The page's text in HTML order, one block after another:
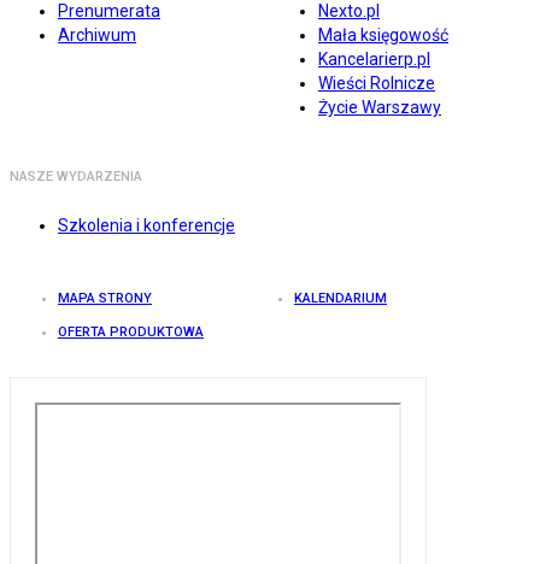
Prenumerata
Archiwum
Nexto.pl
Mała księgowość
Kancelarierp.pl
Wieści Rolnicze
Życie Warszawy
NASZE WYDARZENIA
Szkolenia i konferencje
MAPA STRONY KALENDARIUM
OFERTA PRODUKTOWA